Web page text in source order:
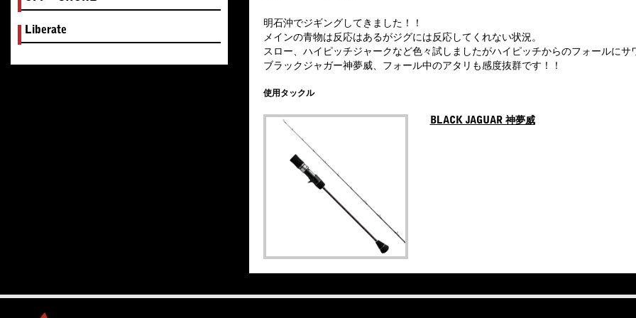
Liberate
明石沖でジギングしてきました！！
メインの青物は反応はあるがジグには反応してくれない状況。
スロー、ハイピッチジャークなど色々試しましたがハイピッチからのフォールにサ
ブラックジャガー神夢威、フォール中のアタリも感度抜群です！！
使用タックル
BLACK JAGUAR 神夢威